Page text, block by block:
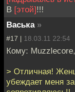
В [этой]!!!
Васька »
#17 | 18.03.11 22:54
Кому: Muzzlecore,
> Отличная!
убеждает меня